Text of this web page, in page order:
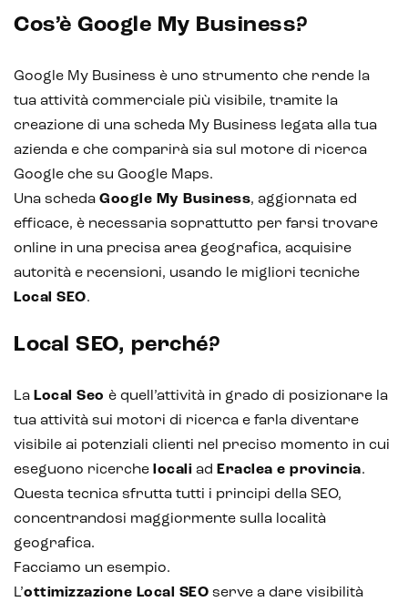
Cos’è Google My Business?
Google My Business è uno strumento che rende la
tua attività commerciale più visibile, tramite la
creazione di una scheda My Business legata alla tua
azienda e che comparirà sia sul motore di ricerca
Google che su Google Maps.
Una scheda Google My Business, aggiornata ed
efficace, è necessaria soprattutto per farsi trovare
online in una precisa area geografica, acquisire
autorità e recensioni, usando le migliori tecniche
Local SEO.
Local SEO, perché?
La Local Seo è quell’attività in grado di posizionare la
tua attività sui motori di ricerca e farla diventare
visibile ai potenziali clienti nel preciso momento in cui
eseguono ricerche locali ad Eraclea e provincia.
Questa tecnica sfrutta tutti i principi della SEO,
concentrandosi maggiormente sulla località
geografica.
Facciamo un esempio.
L’ottimizzazione Local SEO serve a dare visibilità